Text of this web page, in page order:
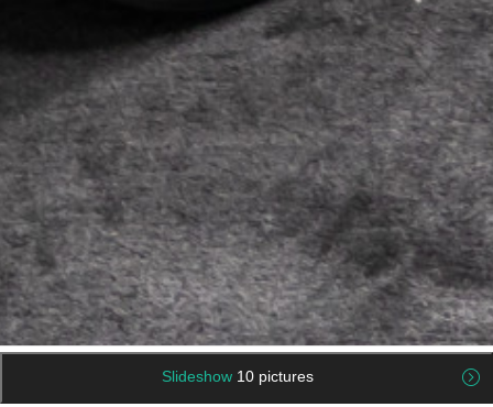
Slideshow 10 pictures